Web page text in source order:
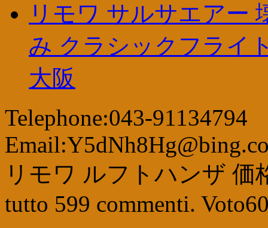
リモワ サルサエアー
み クラシックフライ
大阪
Telephone:043-91134794
リモワ ルフトハンザ 価
tutto 599 commenti. Voto